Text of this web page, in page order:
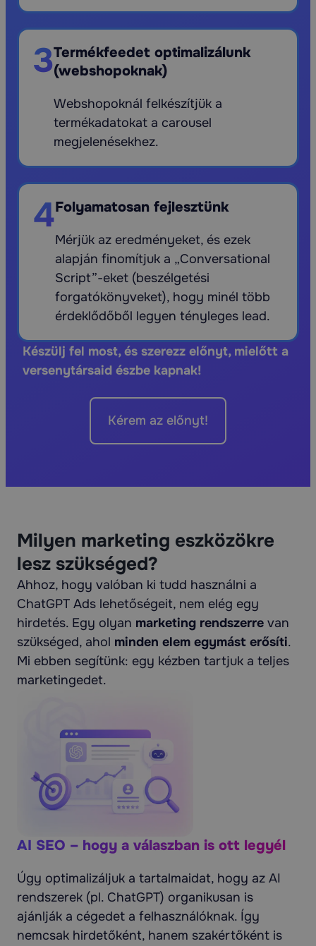
3Termékfeedet optimalizálunk
(webshopoknak)
Webshopoknál felkészítjük a
termékadatokat a carousel
megjelenésekhez.
4Folyamatosan fejlesztünk
Mérjük az eredményeket, és ezek
alapján finomítjuk a „Conversational
Script”-eket (beszélgetési
forgatókönyveket), hogy minél több
érdeklődőből legyen tényleges lead.
Készülj fel most, és szerezz előnyt, mielőtt a
versenytársaid észbe kapnak!
Kérem az előnyt!
Milyen marketing eszközökre
lesz szükséged?
Ahhoz, hogy valóban ki tudd használni a
ChatGPT Ads lehetőségeit, nem elég egy
hirdetés. Egy olyan marketing rendszerre van
szükséged, ahol minden elem egymást erősíti.
Mi ebben segítünk: egy kézben tartjuk a teljes
marketingedet.
AI SEO – hogy a válaszban is ott legyél
Úgy optimalizáljuk a tartalmaidat, hogy az AI
rendszerek (pl. ChatGPT) organikusan is
ajánlják a cégedet a felhasználóknak. Így
nemcsak hirdetőként, hanem szakértőként is